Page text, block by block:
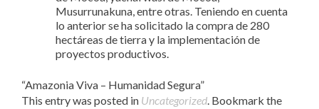
Musurrunakuna, entre otras. Teniendo en cuenta
lo anterior se ha solicitado la compra de 280
hectáreas de tierra y la implementación de
proyectos productivos.
“Amazonia Viva – Humanidad Segura”
This entry was posted in Uncategorized . Bookmark the